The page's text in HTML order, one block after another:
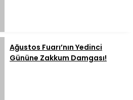
Ağustos Fuarı’nın Yedinci
Gününe Zakkum Damgası!